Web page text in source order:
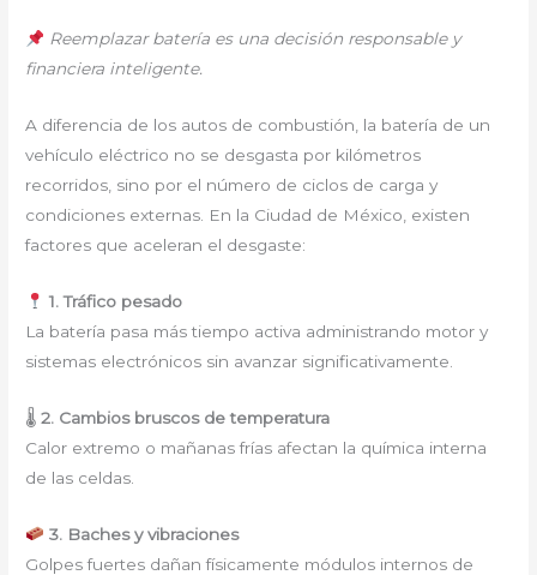
Reemplazar batería es una decisión responsable y
financiera inteligente.
A diferencia de los autos de combustión, la batería de un
vehículo eléctrico no se desgasta por kilómetros
recorridos, sino por el número de ciclos de carga y
condiciones externas. En la Ciudad de México, existen
factores que aceleran el desgaste:
1. Tráfico pesado
La batería pasa más tiempo activa administrando motor y
sistemas electrónicos sin avanzar significativamente.
🌡2. Cambios bruscos de temperatura
Calor extremo o mañanas frías afectan la química interna
de las celdas.
3. Baches y vibraciones
Golpes fuertes dañan físicamente módulos internos de